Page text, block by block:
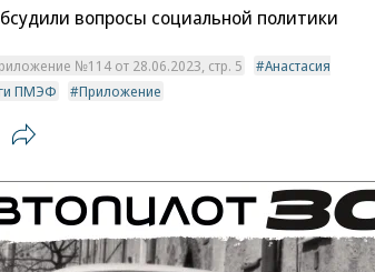
вопросы социальной политики
№114 от 28.06.2023, стр. 5
Анастасия
ПМЭФ Приложение